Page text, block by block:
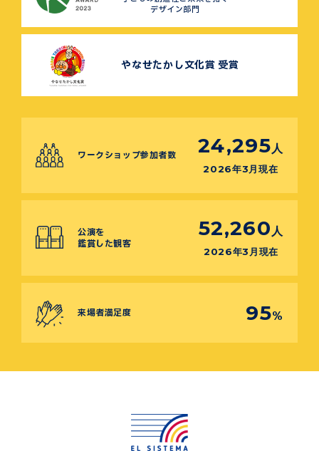
デザイン部門
やなせたかし文化賞 受賞
ワークショップ参加者数 24,295 人
2026年3月現在
公演を
鑑賞した観客
52,260 人
2026年3月現在
来場者満足度 95%